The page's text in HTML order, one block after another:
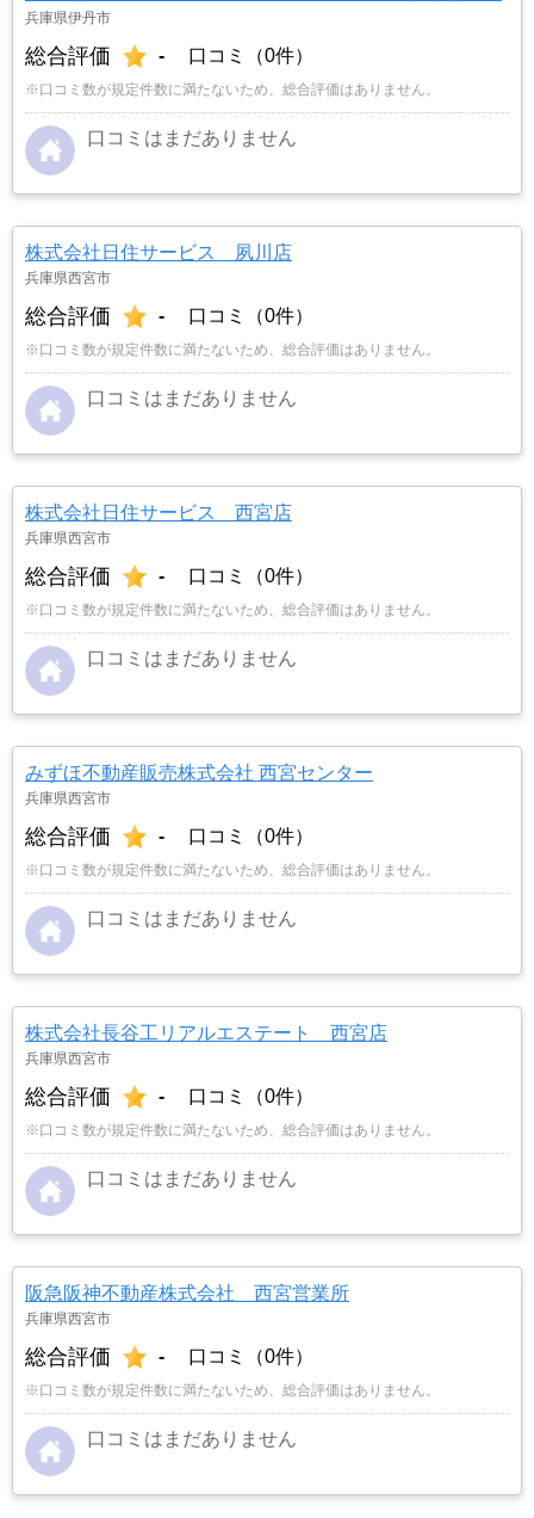
兵庫県伊丹市
総合評価 - 口コミ（0件）
※口コミ数が規定件数に満たないため、総合評価はありません。
口コミはまだありません
株式会社日住サービス 夙川店
兵庫県西宮市
総合評価 - 口コミ（0件）
※口コミ数が規定件数に満たないため、総合評価はありません。
口コミはまだありません
株式会社日住サービス 西宮店
兵庫県西宮市
総合評価 - 口コミ（0件）
※口コミ数が規定件数に満たないため、総合評価はありません。
口コミはまだありません
みずほ不動産販売株式会社 西宮センター
兵庫県西宮市
総合評価 - 口コミ（0件）
※口コミ数が規定件数に満たないため、総合評価はありません。
口コミはまだありません
株式会社長谷工リアルエステート 西宮店
兵庫県西宮市
総合評価 - 口コミ（0件）
※口コミ数が規定件数に満たないため、総合評価はありません。
口コミはまだありません
阪急阪神不動産株式会社 西宮営業所
兵庫県西宮市
総合評価 - 口コミ（0件）
※口コミ数が規定件数に満たないため、総合評価はありません。
口コミはまだありません